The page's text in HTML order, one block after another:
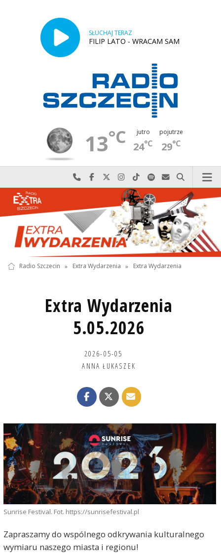
SŁUCHAJ TERAZ
FILIP LATO - WRACAM SAM
13°C jutro
24°C
pojutrze
29°C
Najlepiej po prostu do nas zadzwoń
Odwiedź nas na Facebook-u
Odwiedź nas na X
Odwiedź nas na Instagram-ie
Odwiedź nas na TikTok-u
Szukaj nas na Spotify
Wyślij do nas
Szukaj
Radio Szczecin » Extra Wydarzenia » Extra Wydarzenia
Extra Wydarzenia
5.05.2026
2026-05-05
ANNA ŁUKASZEK
Sunrise Festival. Fot. https://sunrisefestival.pl
Zapraszamy do wspólnego odkrywania kulturalnego
wymiaru naszego miasta i regionu!